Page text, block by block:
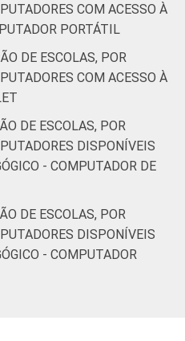
COM ACESSO À
PORTÁTIL
DE ESCOLAS, POR
COM ACESSO À
DE ESCOLAS, POR
DISPONÍVEIS
- COMPUTADOR DE
DE ESCOLAS, POR
DISPONÍVEIS
- COMPUTADOR